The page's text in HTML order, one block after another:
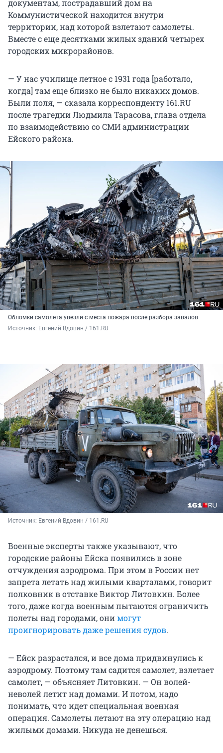
документам, пострадавший дом на
Коммунистической находится внутри
территории, над которой взлетают самолеты.
Вместе с еще десятками жилых зданий четырех
городских микрорайонов.
— У нас училище летное с 1931 года [работало,
когда] там еще близко не было никаких домов.
Были поля, — сказала корреспонденту 161.RU
после трагедии Людмила Тарасова, глава отдела
по взаимодействию со СМИ администрации
Ейского района.
Обломки самолета увезли с места пожара после разбора завалов
Источник: Евгений Вдовин / 161.RU
Источник: Евгений Вдовин / 161.RU
Военные эксперты также указывают, что
городские районы Ейска появились в зоне
отчуждения аэродрома. При этом в России нет
запрета летать над жилыми кварталами, говорит
полковник в отставке Виктор Литовкин. Более
того, даже когда военным пытаются ограничить
полеты над городами, онимогут
проигнорировать даже решения судов.
— Ейск разрастался, и все дома придвинулись к
аэродрому. Поэтому там садится самолет, взлетает
самолет, — объясняет Литовкин. — Он волей-
неволей летит над домами. И потом, надо
понимать, что идет специальная военная
операция. Самолеты летают на эту операцию над
жилыми домами. Никуда не денешься.